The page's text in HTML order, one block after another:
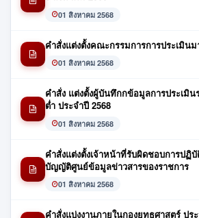
01 สิงหาคม 2568
คำสั่งแต่งตั้งคณะกรรมการการประเมิน
01 สิงหาคม 2568
คำสั่ง แต่งตั้งผู้บันทึกกข้อมูลการประเมิ
ต่ำ ประจำปี 2568
01 สิงหาคม 2568
คำสั่งแต่งตั้งเจ้าหน้าที่รับผิดชอบการปฏิ
บัญญัติศูนย์ข้อมูลข่าวสารของราชการ
01 สิงหาคม 2568
คำสั่งแบ่งงานภายในกองยุทธศาสตร์ ปร